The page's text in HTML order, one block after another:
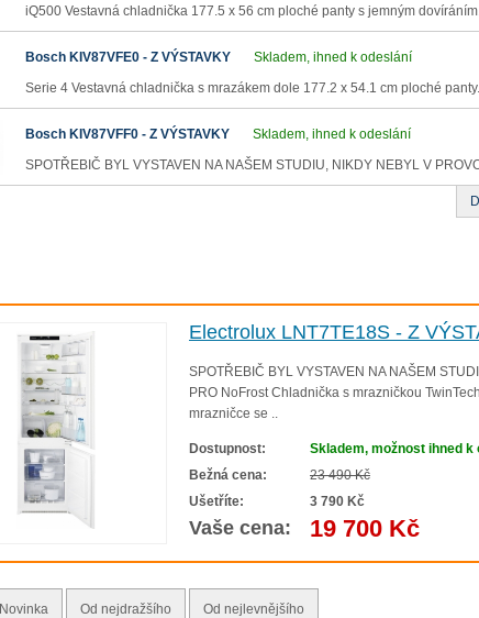
iQ500 Vestavná chladnička 177.5 x 56 cm ploché panty s jemným
Bosch KIV87VFE0 - Z VÝSTAVKY Skladem, ihned k odeslání
Serie 4 Vestavná chladnička s mrazákem dole 177.2 x 54.1 cm ploché
Bosch KIV87VFF0 - Z VÝSTAVKY Skladem, ihned k odeslání
SPOTŘEBIČ BYL VYSTAVEN NA NAŠEM STUDIU, NIKDY NEBYL V
Electrolux LNT7TE18S - Z
SPOTŘEBIČ BYL VYSTAVEN NA NAŠEM
PRO NoFrost Chladnička s mrazničkou
mrazničce se ..
Dostupnost:
Skladem, možnost ihned k
Bežná cena:
23 490 Kč
Ušetříte:
3 790 Kč
Vaše cena: 19 700 Kč
Novinka Od nejdražšího Od nejlevnějšího